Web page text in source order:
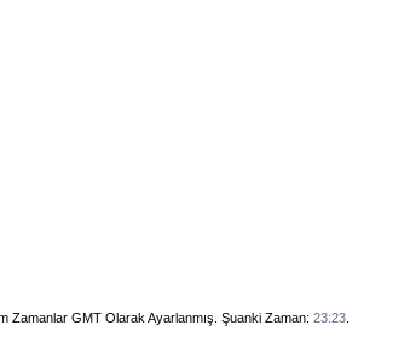
Zamanlar GMT Olarak Ayarlanmış. Şuanki Zaman: 23:23